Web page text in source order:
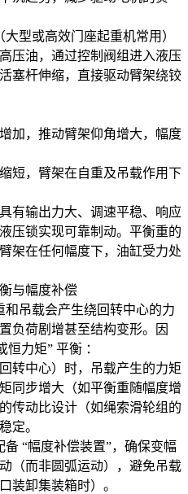
型或高效门座起重机常用）
压油，通过控制阀组进入液压
塞杆伸缩，直接驱动臂架绕铰
加，推动臂架仰角增大，幅度
短，臂架在自重及吊载作用下
有输出力大、调速平稳、响应
压锁实现可靠制动。平衡重的
架在任何幅度下，油缸受力处
与幅度补偿
吊载会产生绕回转中心的力
负荷剧增甚至结构变形。因
力矩” 平衡 ：
转中心）时，吊载产生的力矩
同步增大（如平衡重随幅度增
传动比设计（如绳索滑轮组的
定。
“幅度补偿装置”，确保变幅
（而非圆弧运动），避免吊载
装卸集装箱时）。